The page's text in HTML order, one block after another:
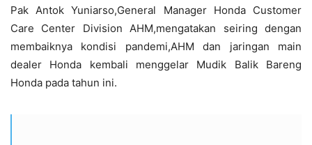
Pak Antok Yuniarso,General Manager Honda Customer
Care Center Division AHM,mengatakan seiring dengan
membaiknya kondisi pandemi,AHM dan jaringan main
dealer Honda kembali menggelar Mudik Balik Bareng
Honda pada tahun ini.